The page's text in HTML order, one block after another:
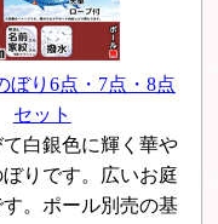
ぼり6点・7点・8点
セット
白銀色に輝く華や
りです。広いお庭
。ポール別売の基